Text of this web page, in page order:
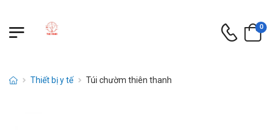
0
Thiết bị y tế Túi chườm thiên thanh